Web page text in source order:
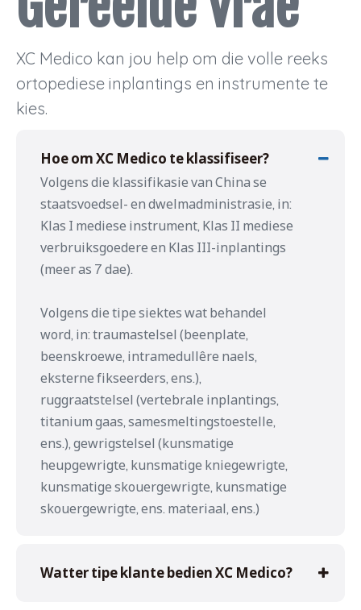
XC Medico kan jou help om die volle reeks
ortopediese inplantings en instrumente te
kies.
Hoe om XC Medico te klassifiseer?
Volgens die klassifikasie van China se
staatsvoedsel- en dwelmadministrasie, in:
Klas I mediese instrument, Klas II mediese
verbruiksgoedere en Klas III-inplantings
(meer as 7 dae).
Volgens die tipe siektes wat behandel
word, in: traumastelsel (beenplate,
beenskroewe, intramedullêre naels,
eksterne fikseerders, ens.),
ruggraatstelsel (vertebrale inplantings,
titanium gaas, samesmeltingstoestelle,
ens.), gewrigstelsel (kunsmatige
heupgewrigte, kunsmatige kniegewrigte,
kunsmatige skouergewrigte, kunsmatige
skouergewrigte, ens. materiaal, ens.)
Watter tipe klante bedien XC Medico?